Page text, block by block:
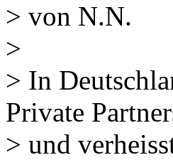
> von N.N.
>
> In
Private
> und